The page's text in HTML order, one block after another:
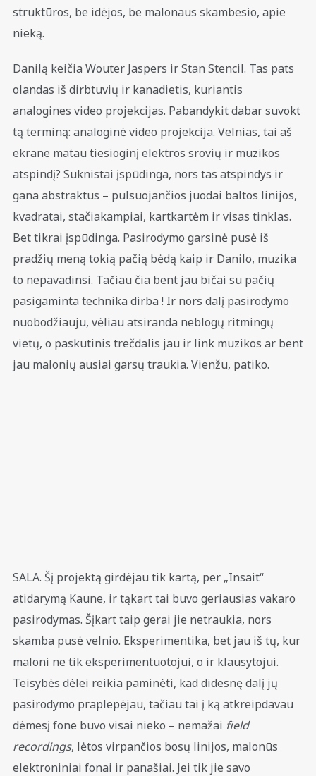
struktūros, be idėjos, be malonaus skambesio, apie
nieką.
Danilą keičia Wouter Jaspers ir Stan Stencil. Tas pats
olandas iš dirbtuvių ir kanadietis, kuriantis
analogines video projekcijas. Pabandykit dabar suvokt
tą terminą: analoginė video projekcija. Velnias, tai aš
ekrane matau tiesioginį elektros srovių ir muzikos
atspindį? Suknistai įspūdinga, nors tas atspindys ir
gana abstraktus – pulsuojančios juodai baltos linijos,
kvadratai, stačiakampiai, kartkartėm ir visas tinklas.
Bet tikrai įspūdinga. Pasirodymo garsinė pusė iš
pradžių meną tokią pačią bėdą kaip ir Danilo, muzika
to nepavadinsi. Tačiau čia bent jau bičai su pačių
pasigaminta technika dirba ! Ir nors dalį pasirodymo
nuobodžiauju, vėliau atsiranda neblogų ritmingų
vietų, o paskutinis trečdalis jau ir link muzikos ar bent
jau malonių ausiai garsų traukia. Vienžu, patiko.
SALA. Šį projektą girdėjau tik kartą, per „Insait“
atidarymą Kaune, ir tąkart tai buvo geriausias vakaro
pasirodymas. Šįkart taip gerai jie netraukia, nors
skamba pusė velnio. Eksperimentika, bet jau iš tų, kur
maloni ne tik eksperimentuotojui, o ir klausytojui.
Teisybės dėlei reikia paminėti, kad didesnę dalį jų
pasirodymo praplepėjau, tačiau tai į ką atkreipdavau
dėmesį fone buvo visai nieko – nemažai field
recordings, lėtos virpančios bosų linijos, malonūs
elektroniniai fonai ir panašiai. Jei tik jie savo